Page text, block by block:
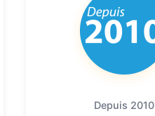
Depuis 2010